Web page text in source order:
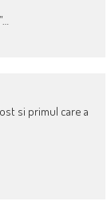
si primul care a